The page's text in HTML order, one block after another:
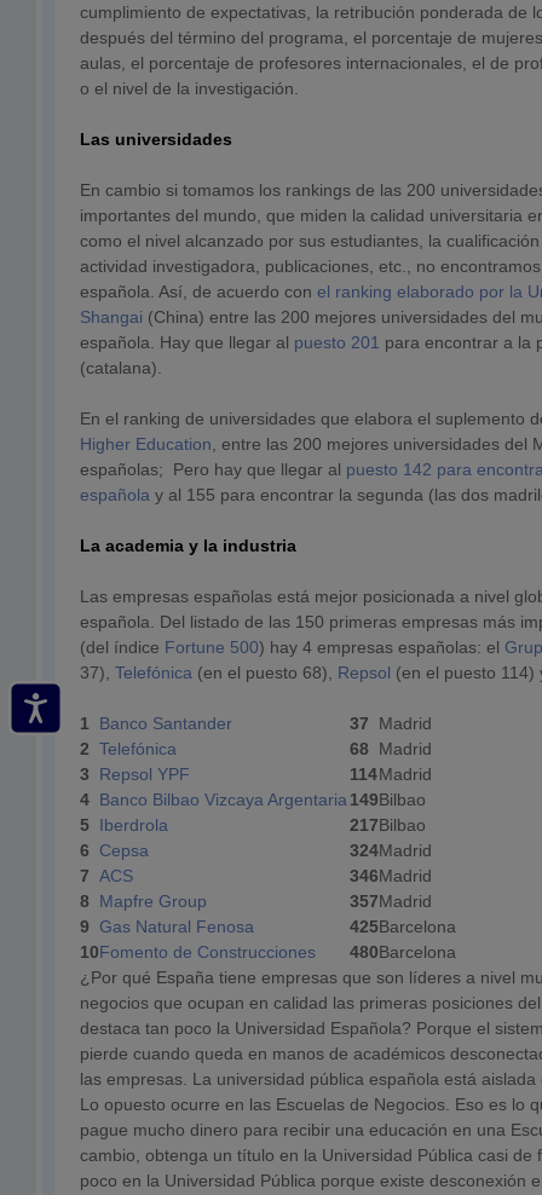
cumplimiento de expectativas, la retribución ponderada de
después del término del programa, el porcentaje de
aulas, el porcentaje de profesores internacionales, el de
o el nivel de la investigación.
Las universidades
En cambio si tomamos los rankings de las 200
importantes del mundo, que miden la calidad universitaria
como el nivel alcanzado por sus estudiantes, la
actividad investigadora, publicaciones, etc., no
española. Así, de acuerdo con el ranking elaborado por la
Shangai (China) entre las 200 mejores universidades del
española. Hay que llegar al puesto 201 para encontrar a la
(catalana).
En el ranking de universidades que elabora el suplemento
Higher Education , entre las 200 mejores universidades del
españolas; Pero hay que llegar al puesto 142 para
española y al 155 para encontrar la segunda (las dos
La academia y la industria
Las empresas españolas está mejor posicionada a nivel
española. Del listado de las 150 primeras empresas más
(del índice Fortune 500) hay 4 empresas españolas: el
37), Telefónica (en el puesto 68), Repsol (en el puesto 114)
1 Banco Santander 37
Madrid
2 Telefónica 68
Madrid
3
Repsol YPF 114Madrid
4 Banco Bilbao Vizcaya Argentaria 149Bilbao
5 Iberdrola 217Bilbao
6
Cepsa 324Madrid
7 ACS 346Madrid
8
Mapfre Group 357Madrid
9
Gas Natural Fenosa 425Barcelona
10Fomento de Construcciones 480Barcelona
¿Por qué España tiene empresas que son líderes a nivel
negocios que ocupan en calidad las primeras posiciones
destaca tan poco la Universidad Española? Porque el
pierde cuando queda en manos de académicos
las empresas. La universidad pública española está
Lo opuesto ocurre en las Escuelas de Negocios. Eso es lo
pague mucho dinero para recibir una educación en una
cambio, obtenga un título en la Universidad Pública casi de
poco en la Universidad Pública porque existe desconexión